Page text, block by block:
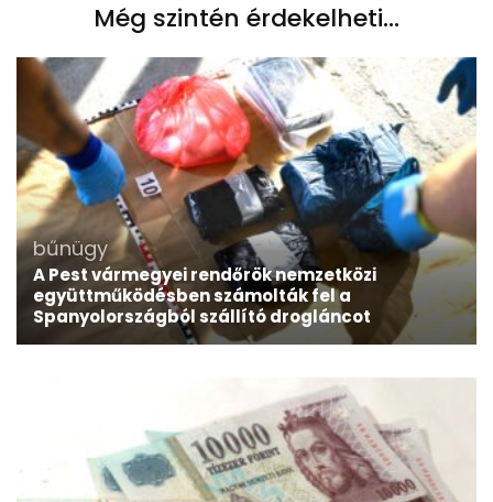
Még szintén érdekelheti...
bűnügy
A Pest vármegyei rendőrök nemzetközi
együttműködésben számolták fel a
Spanyolországból szállító drogláncot